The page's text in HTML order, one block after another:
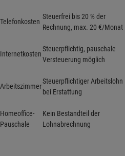
Telefonkosten
Steuerfrei bis 20 % der
Rechnung, max. 20 €/Monat
Internetkosten
Steuerpflichtig, pauschale
Versteuerung möglich
Arbeitszimmer
Steuerpflichtiger Arbeitslohn
bei Erstattung
Homeoffice-
Pauschale
Kein Bestandteil der
Lohnabrechnung